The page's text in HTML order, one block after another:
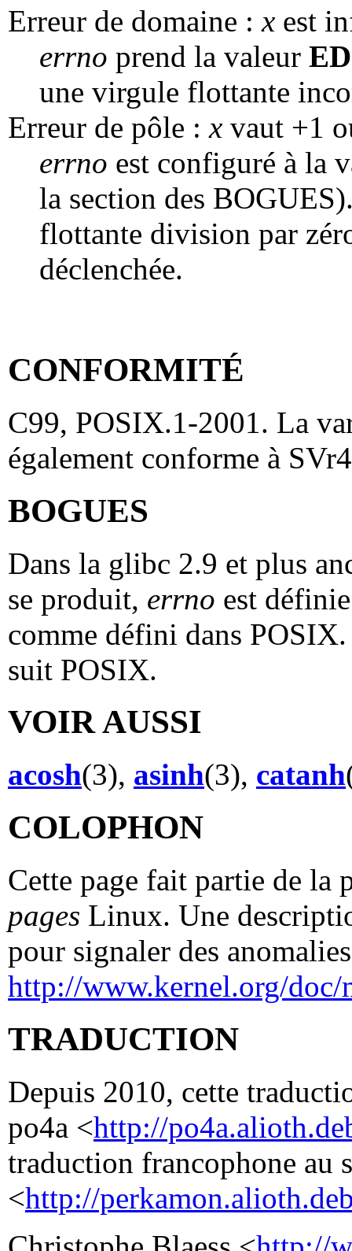
Erreur de domaine :x est
errno prend la valeur
une virgule flottante
Erreur de pôle :x vaut +1
errno est configuré à la
la section des
flottante division par
déclenchée.
CONFORMITÉ
C99, POSIX.1-2001. La
également conforme à
BOGUES
Dans la glibc 2.9 et plus
se produit, errno est
comme défini dans
suit POSIX.
VOIR AUSSI
acosh(3), asinh(3), catanh
COLOPHON
Cette page fait partie de
pages Linux. Une
pour signaler des
http://www.kernel.org/doc/
TRADUCTION
Depuis 2010, cette
po4a <http://
traduction francophone au
<http://